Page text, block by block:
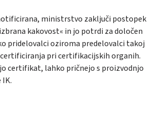
ministrstvo zaključi postopek
kakovost« in jo potrdi za določen
pridelovalci oziroma predelovalci takoj
pri certifikacijskih organih.
certifikat, lahko pričnejo s proizvodnjo